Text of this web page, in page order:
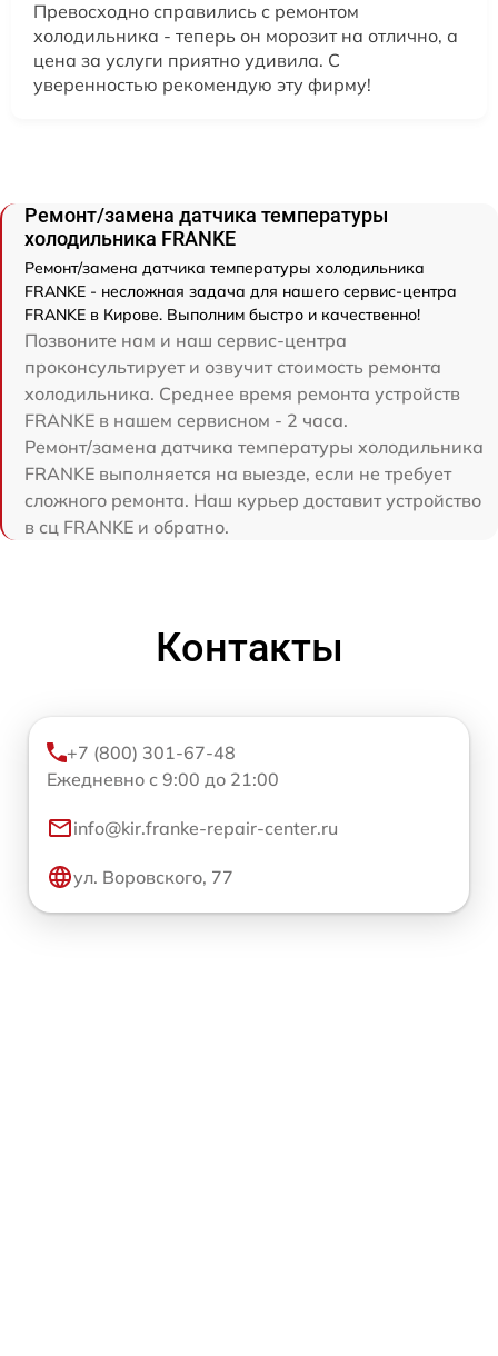
Превосходно справились с ремонтом
холодильника - теперь он морозит на отлично, а
цена за услуги приятно удивила. С
уверенностью рекомендую эту фирму!
Ремонт/замена датчика температуры
холодильника FRANKE
Ремонт/замена датчика температуры холодильника
FRANKE - несложная задача для нашего сервис-центра
FRANKE в Кирове. Выполним быстро и качественно!
Позвоните нам и наш сервис-центра
проконсультирует и озвучит стоимость ремонта
холодильника. Среднее время ремонта устройств
FRANKE в нашем сервисном - 2 часа.
Ремонт/замена датчика температуры холодильника
FRANKE выполняется на выезде, если не требует
сложного ремонта. Наш курьер доставит устройство
в сц FRANKE и обратно.
Контакты
+7 (800) 301-67-48
Ежедневно с 9:00 до 21:00
info@kir.franke-repair-center.ru
ул. Воровского, 77